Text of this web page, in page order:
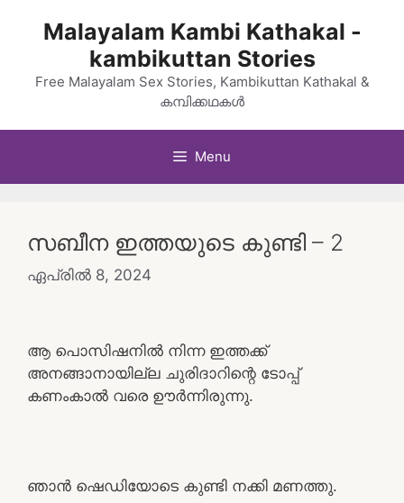
Malayalam Kambi Kathakal -
kambikuttan Stories
Free Malayalam Sex Stories, Kambikuttan Kathakal &
കമ്പിക്കഥകൾ
Menu
സബീന ഇത്തയുടെ കുണ്ടി – 2
ഏപ്രിൽ 8, 2024
ആ പൊസിഷനിൽ നിന്ന ഇത്തക്ക്
അനങ്ങാനായില്ല ചുരിദാറിന്റെ ടോപ്പ്
കണംകാൽ വരെ ഊർന്നിരുന്നു.
ഞാൻ ഷെഡിയോടെ കുണ്ടി നക്കി മണത്തു.